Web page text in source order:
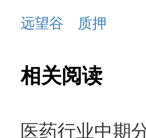
远望谷 质押
相关阅读
医药行业中期